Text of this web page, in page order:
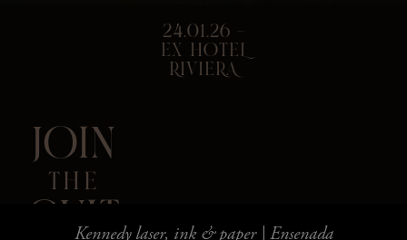
JOIN
THE
CULT
24.01.26 -
EX HOTEL
RIVIERA
Kennedy laser, ink & paper | Ensenada